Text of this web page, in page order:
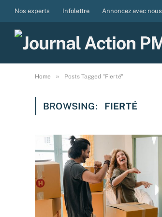
Nos experts Infolettre Annoncez avec nous
Home » Posts Tagged "Fierté"
BROWSING: FIERTÉ